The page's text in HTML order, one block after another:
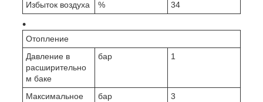
Избыток воздуха % 34
Отопление
Давление в
расширительно
м баке
бар 1
Максимальное
бар 3